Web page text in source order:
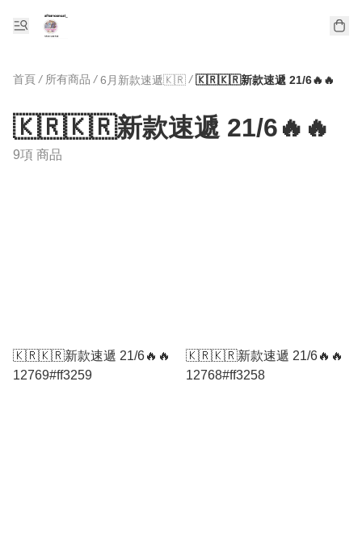
首頁 / 所有商品 / 6月新款速遞🇰🇷 / 🇰🇷🇰🇷新款速遞 21/6🔥🔥
🇰🇷🇰🇷新款速遞 21/6🔥🔥
9項 商品
🇰🇷🇰🇷新款速遞 21/6🔥🔥
12769#ff3259
🇰🇷🇰🇷新款速遞 21/6🔥🔥
12768#ff3258